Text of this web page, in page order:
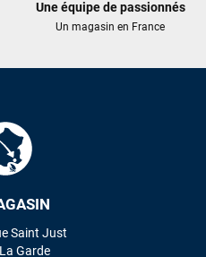
Une équipe de passionnés
Un magasin en France
Saint Just
Garde
UN AVIS